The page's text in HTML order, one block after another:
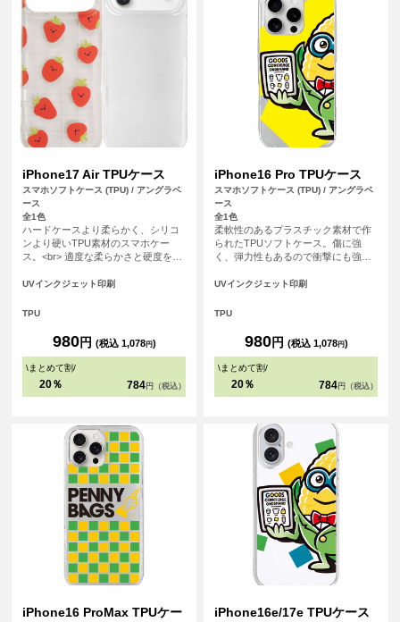
iPhone17 Air TPUケース
スマホソフトケース (TPU) / アングラベ
ース
全1色
ハードケースより柔らかく、シリコ
ンより硬いTPU素材のスマホケー
ス。<br> 適度な柔らかさと硬度を備
く、スマホを落下の衝撃から保護し
UVインクジェット印刷
TPU
980円 (税込 1,078円)
\まとめて割/
20％ 784 円（税込）
iPhone16 Pro TPUケース
スマホソフトケース (TPU) / アングラベ
ース
全1色
柔軟性のあるプラスチック素材で作
られたTPUソフトケース。傷に強
く、弾力性もあるので衝撃にも強
ます。
UVインクジェット印刷
TPU
980円 (税込 1,078円)
\まとめて割/
20％ 784 円（税込）
iPhone16 ProMax TPUケー
iPhone16e/17e TPUケース